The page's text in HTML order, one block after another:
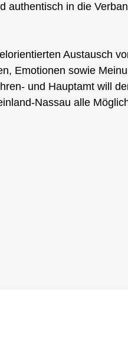
authentisch in die
Austausch
Emotionen sowie
und Hauptamt will
Nassau alle